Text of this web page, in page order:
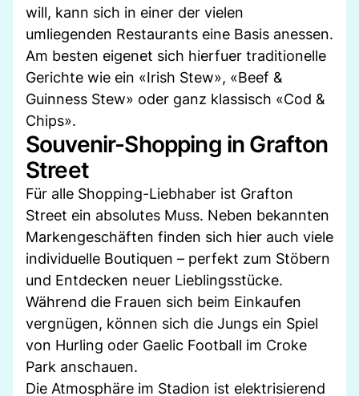
will, kann sich in einer der vielen
umliegenden Restaurants eine Basis anessen.
Am besten eigenet sich hierfuer traditionelle
Gerichte wie ein «Irish Stew», «Beef &
Guinness Stew» oder ganz klassisch «Cod &
Chips».
Souvenir-Shopping in Grafton
Street
Für alle Shopping-Liebhaber ist Grafton
Street ein absolutes Muss. Neben bekannten
Markengeschäften finden sich hier auch viele
individuelle Boutiquen – perfekt zum Stöbern
und Entdecken neuer Lieblingsstücke.
Während die Frauen sich beim Einkaufen
vergnügen, können sich die Jungs ein Spiel
von Hurling oder Gaelic Football im Croke
Park anschauen.
Die Atmosphäre im Stadion ist elektrisierend